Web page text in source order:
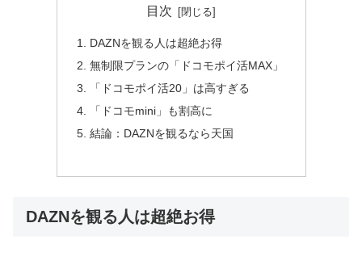
目次
DAZNを観る人は超絶お得
無制限プランの「ドコモポイ活MAX」
「ドコモポイ活20」は高すぎる
「ドコモmini」も割高に
結論：DAZNを観るなら天国
DAZNを観る人は超絶お得